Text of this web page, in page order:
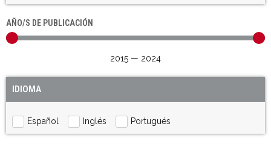
AÑO/S DE PUBLICACIÓN
2015 — 2024
IDIOMA
Español Inglés Portugués